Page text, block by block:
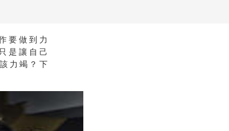
要做到力
是讓自己
力竭？下